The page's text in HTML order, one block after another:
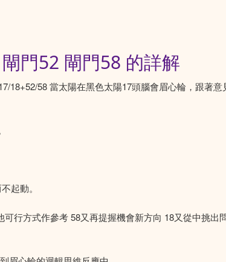
門52 閘門58 的詳解
58 當太陽在黑色太陽17頭腦會眉心輪，跟著
起動。
行方式作參考 58又再提握機會新方向 18又從中挑出